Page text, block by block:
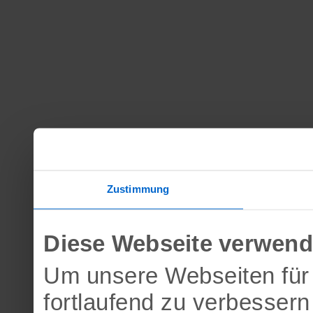
Zustimmung
Diese Webseite
Um unsere Webseiten
fortlaufend zu